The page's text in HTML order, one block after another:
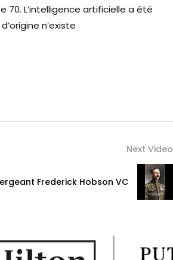
L’intelligence artificielle a été
n’existe
Next Video
Frederick Hobson VC